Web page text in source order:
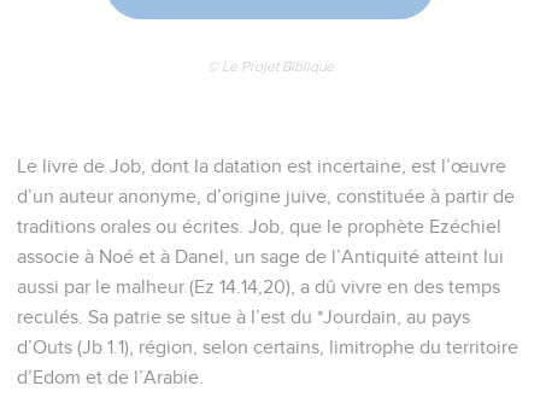
© Le Projet Biblique
Le livre de Job, dont la datation est incertaine, est l’œuvre
d’un auteur anonyme, d’origine juive, constituée à partir de
traditions orales ou écrites. Job, que le prophète Ezéchiel
associe à Noé et à Danel, un sage de l’Antiquité atteint lui
aussi par le malheur (Ez 14.14,20), a dû vivre en des temps
reculés. Sa patrie se situe à l’est du *Jourdain, au pays
d’Outs (Jb 1.1), région, selon certains, limitrophe du territoire
d’Edom et de l’Arabie.